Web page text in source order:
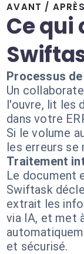
AVANT / APRÈS
Ce qui
Processus
Un
l'ouvre, lit les
dans votre
Si le volume
les erreurs se
Traitement
Le document
Swiftask
extrait les
via IA, et met
et sécurisé.